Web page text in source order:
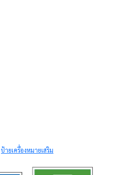
ป้ายเครื่องหมายเสริม